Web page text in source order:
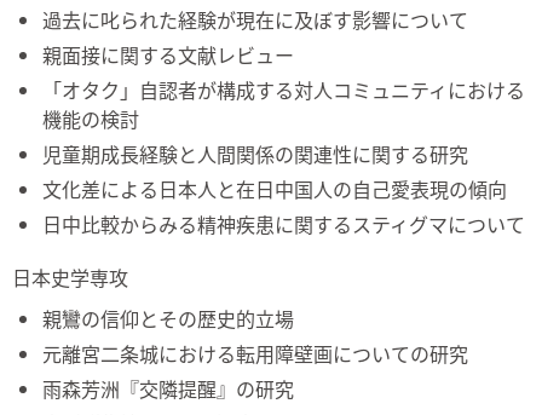
過去に叱られた経験が現在に及ぼす影響について
親面接に関する文献レビュー
「オタク」自認者が構成する対人コミュニティにおける
機能の検討
児童期成長経験と人間関係の関連性に関する研究
文化差による日本人と在日中国人の自己愛表現の傾向
日中比較からみる精神疾患に関するスティグマについて
日本史学専攻
親鸞の信仰とその歴史的立場
元離宮二条城における転用障壁画についての研究
雨森芳洲『交隣提醒』の研究